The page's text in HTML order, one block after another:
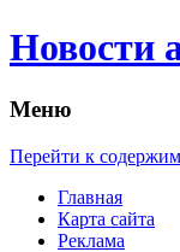
Новости
Меню
Перейти к
Главная
Карта сайта
Реклама